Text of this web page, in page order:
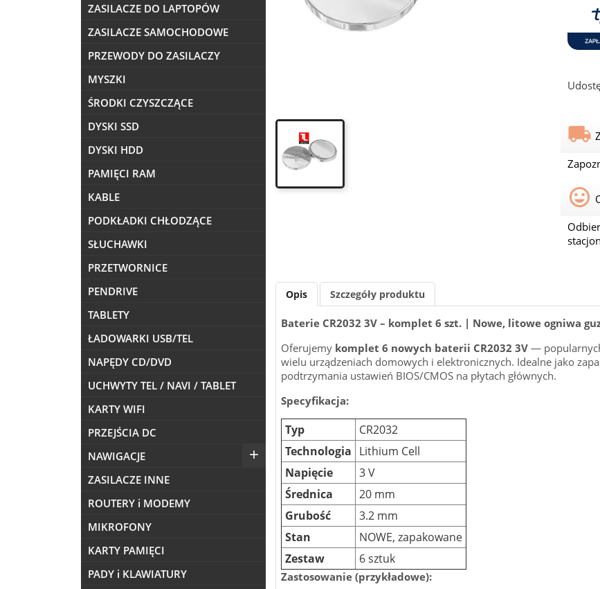
ZASILACZE DO LAPTOPÓW
ZASILACZE SAMOCHODOWE
PRZEWODY DO ZASILACZY
MYSZKI
ŚRODKI CZYSZCZĄCE
DYSKI SSD
DYSKI HDD
PAMIĘCI RAM
KABLE
PODKŁADKI CHŁODZĄCE
SŁUCHAWKI
PRZETWORNICE
PENDRIVE
TABLETY
ŁADOWARKI USB/TEL
NAPĘDY CD/DVD
UCHWYTY TEL / NAVI / TABLET
KARTY WIFI
PRZEJŚCIA DC
NAWIGACJE

ZASILACZE INNE
ROUTERY i MODEMY
MIKROFONY
KARTY PAMIĘCI
PADY i KLAWIATURY
Opis Szczegóły produktu
Baterie CR2032 3V – komplet 6 szt. | Nowe, litowe ogniwa
Oferujemy komplet 6 nowych baterii CR2032 3V —
wielu urządzeniach domowych i elektronicznych. Idealne jako
podtrzymania ustawień BIOS/CMOS na płytach głównych.
Specyfikacja:
Typ
CR2032
Technologia Lithium Cell
Napięcie
3 V
Średnica
20 mm
Grubość
3.2 mm
Stan
NOWE, zapakowane
Zestaw
6 sztuk
Zastosowanie (przykładowe):